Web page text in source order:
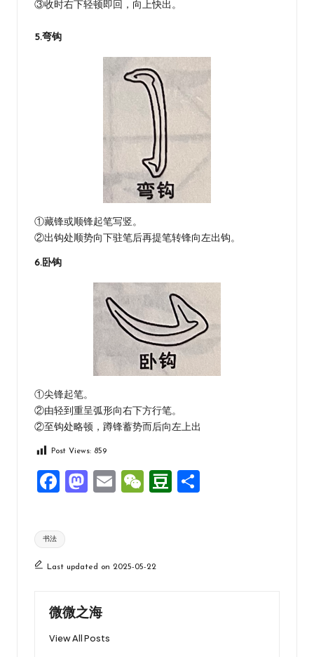
③收时右下轻顿即回，向上快出。
5.弯钩
①藏锋或顺锋起笔写竖。
②出钩处顺势向下驻笔后再提笔转锋向左出钩。
6.卧钩
①尖锋起笔。
②由轻到重呈弧形向右下方行笔。
②至钩处略顿，蹲锋蓄势而后向左上出
Post Views: 859
F
ce
b
o
k
M
d
n
E
W
at
D
Tags:
书法
Last updated on 2025-05-22
微微之海
View All Posts